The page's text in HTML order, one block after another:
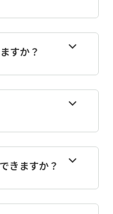
すか？
きますか？